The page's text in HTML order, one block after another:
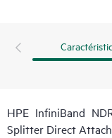
HPE InfiniBand
Splitter Direct